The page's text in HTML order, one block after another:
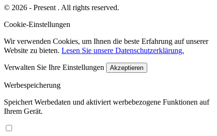
© 2026 - Present . All rights reserved.
Cookie-Einstellungen
Wir verwenden Cookies, um Ihnen die beste Erfahrung auf unserer
Website zu bieten. Lesen Sie unsere Datenschutzerklärung.
Verwalten Sie Ihre Einstellungen Akzeptieren
Werbespeicherung
Speichert Werbedaten und aktiviert werbebezogene Funktionen auf
Ihrem Gerät.